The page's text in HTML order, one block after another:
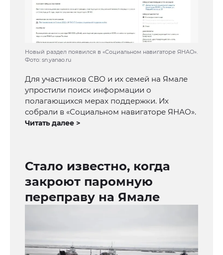
Новый раздел появился в «Социальном навигаторе ЯНАО».
Фото: sn.yanao.ru
Для участников СВО и их семей на Ямале
упростили поиск информации о
полагающихся мерах поддержки. Их
собрали в «Социальном навигаторе ЯНАО».
Читать далее >
Стало известно, когда
закроют паромную
переправу на Ямале